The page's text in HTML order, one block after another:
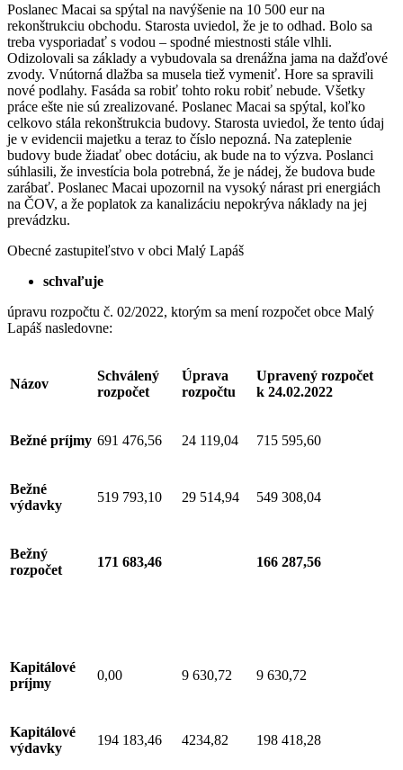
Poslanec Macai sa spýtal na navýšenie na 10 500 eur na
rekonštrukciu obchodu. Starosta uviedol, že je to odhad. Bolo sa
treba vysporiadať s vodou – spodné miestnosti stále vlhli.
Odizolovali sa základy a vybudovala sa drenážna jama na dažďové
zvody. Vnútorná dlažba sa musela tiež vymeniť. Hore sa spravili
nové podlahy. Fasáda sa robiť tohto roku robiť nebude. Všetky
práce ešte nie sú zrealizované. Poslanec Macai sa spýtal, koľko
celkovo stála rekonštrukcia budovy. Starosta uviedol, že tento údaj
je v evidencii majetku a teraz to číslo nepozná. Na zateplenie
budovy bude žiadať obec dotáciu, ak bude na to výzva. Poslanci
súhlasili, že investícia bola potrebná, že je nádej, že budova bude
zarábať. Poslanec Macai upozornil na vysoký nárast pri energiách
na ČOV, a že poplatok za kanalizáciu nepokrýva náklady na jej
prevádzku.
Obecné zastupiteľstvo v obci Malý Lapáš
schvaľuje
úpravu rozpočtu č. 02/2022, ktorým sa mení rozpočet obce Malý
Lapáš nasledovne:
Názov
Schválený
rozpočet
Úprava
rozpočtu
Upravený rozpočet
k 24.02.2022
Bežné príjmy 691 476,56 24 119,04 715 595,60
Bežné
výdavky
519 793,10 29 514,94 549 308,04
Bežný
rozpočet
171 683,46 166 287,56
Kapitálové
príjmy
0,00 9 630,72 9 630,72
Kapitálové
výdavky
194 183,46 4234,82 198 418,28